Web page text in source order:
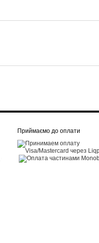
Приймаємо до оплати